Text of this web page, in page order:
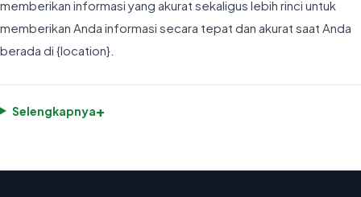
memberikan informasi yang akurat sekaligus lebih rinci untuk
memberikan Anda informasi secara tepat dan akurat saat Anda
berada di {location}.
Selengkapnya+